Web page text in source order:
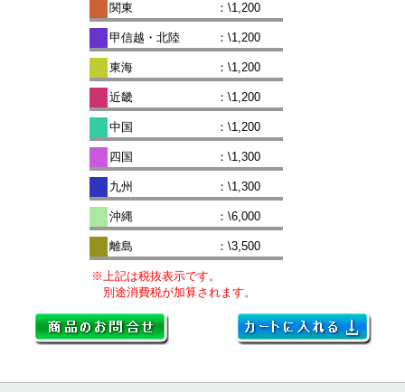
関東 ：\1,200
甲信越・北陸 ：\1,200
東海 ：\1,200
近畿 ：\1,200
中国 ：\1,200
四国 ：\1,300
九州 ：\1,300
沖縄 ：\6,000
離島 ：\3,500
※上記は税抜表示です。
別途消費税が加算されます。